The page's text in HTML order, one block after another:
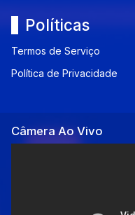
Políticas
Termos de Serviço
Política de Privacidade
Câmera Ao Vivo